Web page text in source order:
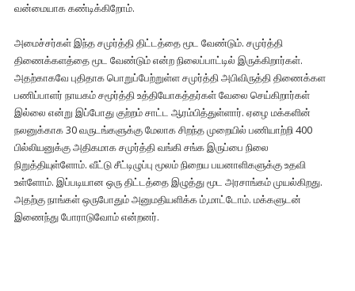
வன்மையாக கண்டிக்கிறோம்.
அமைச்சர்கள் இந்த சமுர்த்தி திட்டத்தை மூட வேண்டும். சமுர்த்தி
திணைக்களத்தை மூட வேண்டும் என்ற நிலைப்பாட்டில் இருக்கிறார்கள்.
அதற்காகவே புதிதாக பொறுப்பேற்றுள்ள சமுர்த்தி அபிவிருத்தி திணைக்கள
பணிப்பாளர் நாயகம் சமூர்த்தி உத்தியோகத்தர்கள் வேலை செய்கிறார்கள்
இல்லை என்று இப்போது குற்றம் சாட்ட ஆரம்பித்துள்ளார். ஏழை மக்களின்
நலனுக்காக 30 வருடங்களுக்கு மேலாக சிறந்த முறையில் பணியாற்றி 400
பில்லியனுக்கு அதிகமாக சமுர்த்தி வங்கி சங்க இருப்பை நிலை
நிறுத்தியுள்ளோம். வீட்டு சீட்டிழுப்பு மூலம் நிறைய பயனாளிகளுக்கு உதவி
உள்ளோம். இப்படியான ஒரு திட்டத்தை இழுத்து மூட அரசாங்கம் முயல்கிறது.
அதற்கு நாங்கள் ஒருபோதும் அனுமதியளிக்க ம்,மாட்டோம். மக்களுடன்
இணைந்து போராடுவோம் என்றனர்.